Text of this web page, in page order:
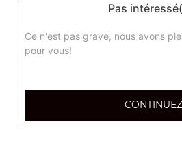
Pas
Ce n'est pas grave, nous avons
pour vous!
CONTINUEZ